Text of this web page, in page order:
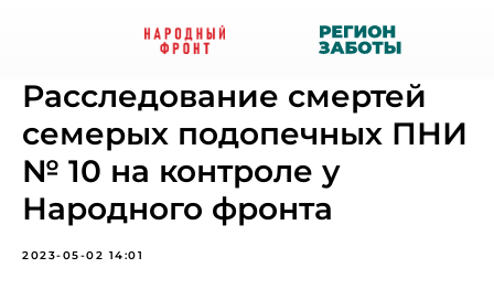
Расследование смертей
семерых подопечных ПНИ
№ 10 на контроле у
Народного фронта
2023-05-02 14:01